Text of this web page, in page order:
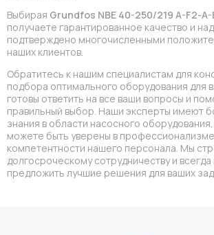
Выбирая Grundfos NBE 40-250/219 A-F2-A-
получаете гарантированное качество и
подтверждено многочисленными
наших клиентов.
Обратитесь к нашим специалистам для
подбора оптимального оборудования для
готовы ответить на все ваши вопросы и
правильный выбор. Наши эксперты имеют
знания в области насосного
можете быть уверены в
компетентности нашего персонала. Мы
долгосроческому сотрудничеству и всегда
предложить лучшие решения для ваших